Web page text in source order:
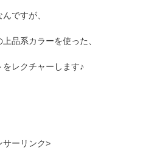
ですが、
品系カラーを使った、
レクチャーします♪
サーリンク>